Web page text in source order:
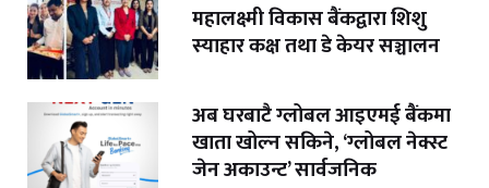
महालक्ष्मी विकास बैंकद्वारा शिशु
स्याहार कक्ष तथा डे केयर सञ्चालन
अब घरबाटै ग्लोबल आइएमई बैंकमा
खाता खोल्न सकिने, ‘ग्लोबल नेक्स्ट
जेन अकाउन्ट’ सार्वजनिक